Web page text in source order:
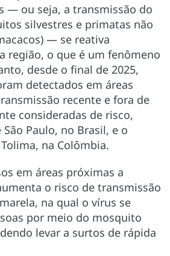
— ou seja, a transmissão do
silvestres e primatas não
— se reativa
região, o que é um fenômeno
desde o final de 2025,
detectados em áreas
recente e fora de
consideradas de risco,
Paulo, no Brasil, e o
na Colômbia.
em áreas próximas a
o risco de transmissão
na qual o vírus se
por meio do mosquito
levar a surtos de rápida